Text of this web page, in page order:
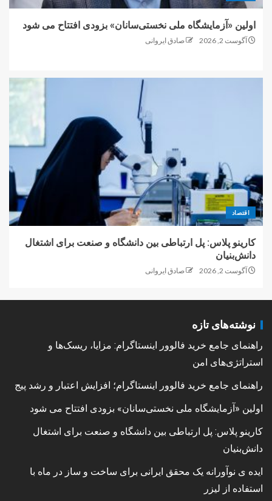
اولین «آزمایشگاه ملی نخستی‌سانان» بزودی افتتاح می شود
آگوست 2, 2026 صادق ایروانی
اقتصاد
کارینو پلاس: پل ارتباطی بین دانشگاه و صنعت برای اشتغال
دانش‌بنیان
آگوست 2, 2026 صادق ایروانی
نوشته‌های تازه
راهنمای جامع خرید فالوور اینستاگرام: مزایا، ریسک‌ها و
استراتژی‌های امن
راهنمای جامع خرید فالوور اینستاگرام؛ افزایش اعتبار و رشد پیج
اولین «آزمایشگاه ملی نخستی‌سانان» بزودی افتتاح می شود
کارینو پلاس: پل ارتباطی بین دانشگاه و صنعت برای اشتغال
دانش‌بنیان
ایده ی نوآورانه یک محقق ایرانی برای ساخت و ساز در ماه با
استفاده از لیزر